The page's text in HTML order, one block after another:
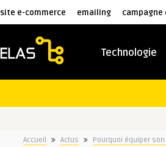
site e-commerce emailing
Technologie
Accueil Actus Pourquoi équiper